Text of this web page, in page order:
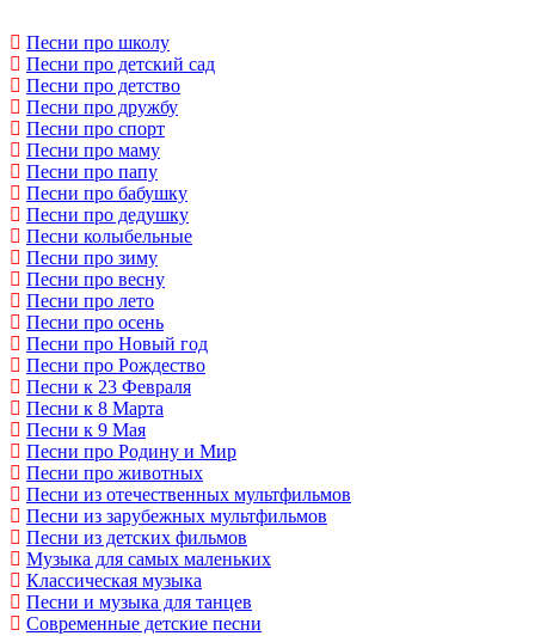
Песни про школу
Песни про детский сад
Песни про детство
Песни про дружбу
Песни про спорт
Песни про маму
Песни про папу
Песни про бабушку
Песни про дедушку
Песни колыбельные
Песни про зиму
Песни про весну
Песни про лето
Песни про осень
Песни про Новый год
Песни про Рождество
Песни к 23 Февраля
Песни к 8 Марта
Песни к 9 Мая
Песни про Родину и Мир
Песни про животных
Песни из отечественных мультфильмов
Песни из зарубежных мультфильмов
Песни из детских фильмов
Музыка для самых маленьких
Классическая музыка
Песни и музыка для танцев
Современные детские песни